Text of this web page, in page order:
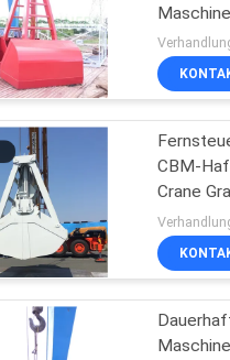
sperrig
CBM-
Crane